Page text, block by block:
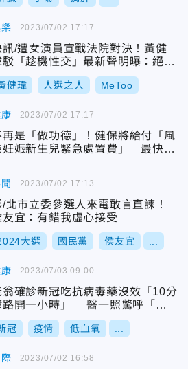
訊/遭女演員宣戰法院對決！黃健
駁「趁機性交」最新聲明曝：絕對
力配合調查
健瑋 人選之人 MeToo
2023/07/02 17:17
再是「做功德」！健保將給付「風
妊娠新生兒緊急處置費」 最快9
2023/07/02 17:17
/北市立委參選人來電敢言直諫！
友宜：有錯我虛心接受
大選 國民黨 侯友宜
2023/07/02 17:13
翁確診新冠吃抗病毒藥沒效「10分
路開一小時」 醫一照驚呼「不
了了！」
冠 疫情 低血氧
2023/07/03 09:00
2023/07/02 16:58